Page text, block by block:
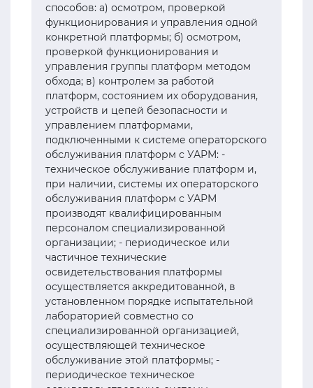
способов: а) осмотром, проверкой
функционирования и управления одной
конкретной платформы; б) осмотром,
проверкой функционирования и
управления группы платформ методом
обхода; в) контролем за работой
платформ, состоянием их оборудования,
устройств и цепей безопасности и
управлением платформами,
подключенными к системе операторского
обслуживания платформ с УАРМ: -
техническое обслуживание платформ и,
при наличии, системы их операторского
обслуживания платформ с УАРМ
производят квалифицированным
персоналом специализированной
организации; - периодическое или
частичное технические
освидетельствования платформы
осуществляется аккредитованной, в
установленном порядке испытательной
лабораторией совместно со
специализированной организацией,
осуществляющей техническое
обслуживание этой платформы; -
периодическое техническое